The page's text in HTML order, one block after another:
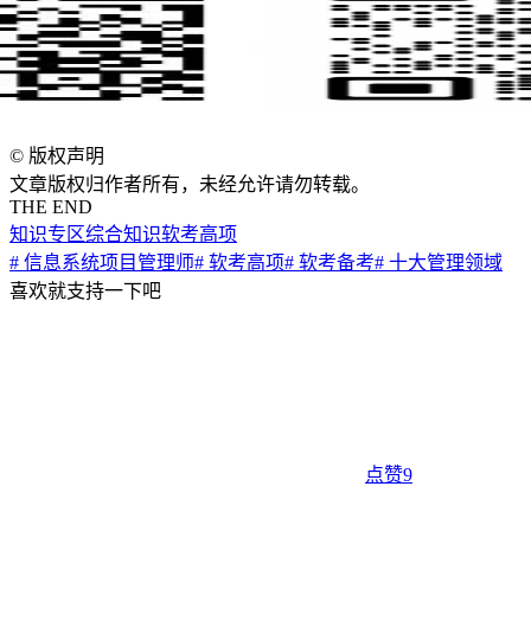
© 版权声明
文章版权归作者所有，未经允许请勿转载。
THE END
知识专区综合知识软考高项
# 信息系统项目管理师# 软考高项# 软考备考# 十大管理领域
喜欢就支持一下吧
点赞9